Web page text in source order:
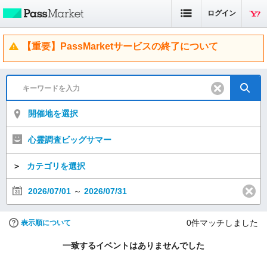
ログイン
【重要】PassMarketサービスの終了について
開催地を選択
心霊調査ビッグサマー
＞ カテゴリを選択
2026/07/01 ～ 2026/07/31
表示順について 0件マッチしました
一致するイベントはありませんでした